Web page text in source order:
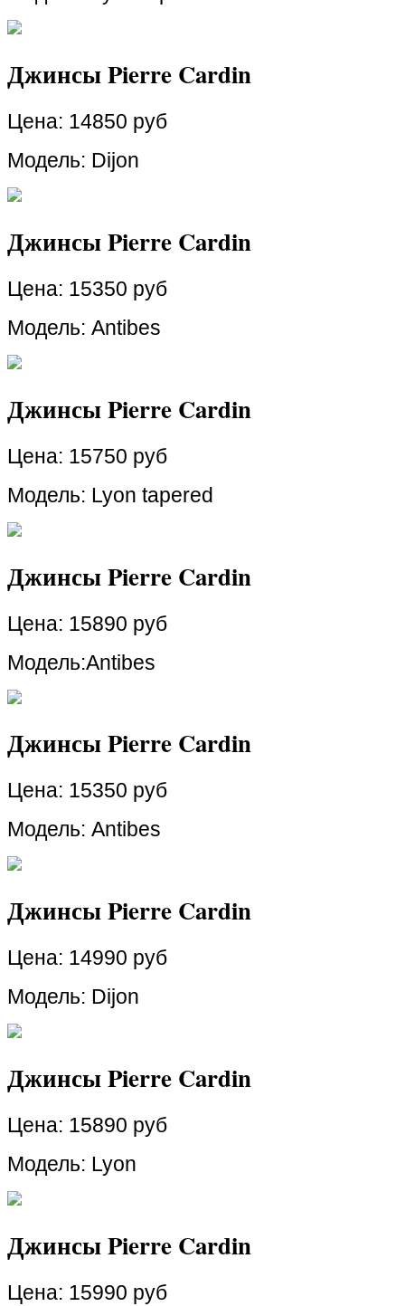
Джинсы Pierre Cardin
Цена: 14850 руб
Модель: Dijon
Джинсы Pierre Cardin
Цена: 15350 руб
Модель: Antibes
Джинсы Pierre Cardin
Цена: 15750 руб
Модель: Lyon tapered
Джинсы Pierre Cardin
Цена: 15890 руб
Модель:Antibes
Джинсы Pierre Cardin
Цена: 15350 руб
Модель: Antibes
Джинсы Pierre Cardin
Цена: 14990 руб
Модель: Dijon
Джинсы Pierre Cardin
Цена: 15890 руб
Модель: Lyon
Джинсы Pierre Cardin
Цена: 15990 руб